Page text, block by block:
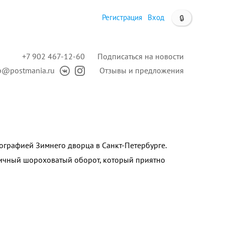
🔒
Регистрация Вход
Подписаться на новости
Отзывы и предложения
+7 902 467-12-60
Зимнего дворца в Санкт-Петербурге.
шороховатый оборот, который приятно